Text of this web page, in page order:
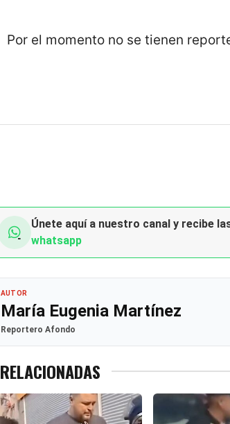
Por el momento no se tienen
Únete aquí a nuestro canal y recibe
whatsapp
AUTOR
María Eugenia Martínez
Reportero Afondo
RELACIONADAS